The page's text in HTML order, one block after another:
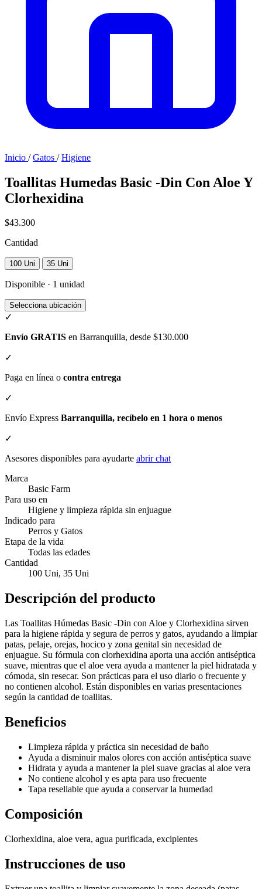
Inicio / Gatos / Higiene
Toallitas Humedas Basic -Din Con Aloe Y
Clorhexidina
$43.300
Cantidad
100 Uni 35 Uni
Disponible · 1 unidad
Selecciona ubicación
✓
Envío GRATIS en Barranquilla, desde $130.000
✓
Paga en línea o contra entrega
✓
Envío Express Barranquilla, recíbelo en 1 hora o menos
✓
Asesores disponibles para ayudarte abrir chat
Marca
Basic Farm
Para uso en
Higiene y limpieza rápida sin enjuague
Indicado para
Perros y Gatos
Etapa de la vida
Todas las edades
Cantidad
100 Uni, 35 Uni
Descripción del producto
Las Toallitas Húmedas Basic -Din con Aloe y Clorhexidina sirven
para la higiene rápida y segura de perros y gatos, ayudando a limpiar
patas, pelaje, orejas, hocico y zona genital sin necesidad de
enjuague. Su fórmula con clorhexidina aporta una acción antiséptica
suave, mientras que el aloe vera ayuda a mantener la piel hidratada y
cómoda, sin resecar. Son prácticas para el uso diario o frecuente y
no contienen alcohol. Están disponibles en varias presentaciones
según la cantidad de toallitas.
Beneficios
Limpieza rápida y práctica sin necesidad de baño
Ayuda a disminuir malos olores con acción antiséptica suave
Hidrata y ayuda a mantener la piel suave gracias al aloe vera
No contiene alcohol y es apta para uso frecuente
Tapa resellable que ayuda a conservar la humedad
Composición
Clorhexidina, aloe vera, agua purificada, excipientes
Instrucciones de uso